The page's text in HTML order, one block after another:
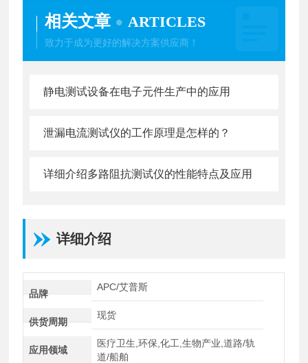
相关文章 ARTICLES
致力于成为更好的解决方案供应商！
静电测试设备在电子元件生产中的应用
泄漏电流测试仪的工作原理是怎样的？
详细介绍多路阻抗测试仪的性能特点及应用
详细介绍
品牌
APC/艾普斯
供货周期
现货
应用领域
医疗卫生,环保,化工,生物产业,道路/轨
道/船舶